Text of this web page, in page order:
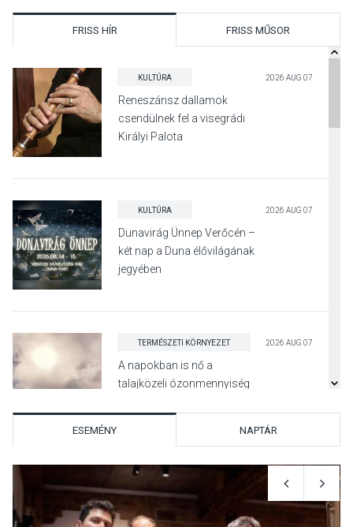
FRISS HÍR FRISS MŰSOR
KULTÚRA 2026 AUG 07
Reneszánsz dallamok
csendülnek fel a visegrádi
Királyi Palota
KULTÚRA 2026 AUG 07
Dunavirág Ünnep Verőcén –
két nap a Duna élővilágának
jegyében
TERMÉSZETI KÖRNYEZET 2026 AUG 07
A napokban is nő a
talajközeli ózonmennyiség
KULTÚRA 2026 AUG 06
Mi a pszichológia, és miért
van rá szükségünk? –
ESEMÉNY NAPTÁR